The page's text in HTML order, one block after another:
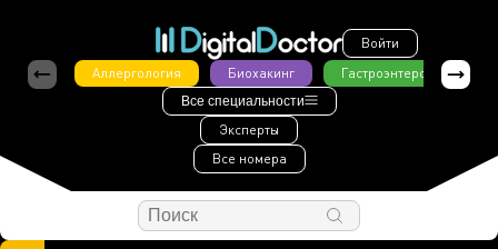
Войти
Аллергология
Биохакинг Гастроэнтерология
Все специальности
Эксперты
Все номера